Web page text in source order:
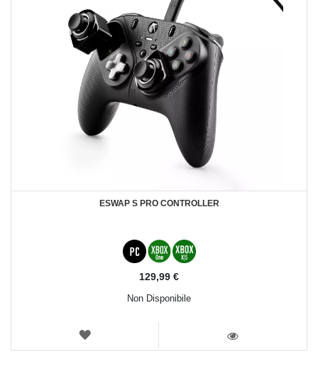
ESWAP S PRO CONTROLLER
129,99 €
Non Disponibile
LISTA